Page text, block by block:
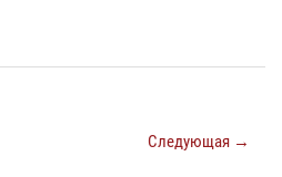
Следующая →